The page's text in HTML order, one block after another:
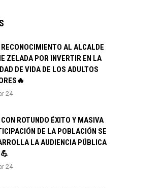
AL ALCALDE
ZELADA POR INVERTIR EN LA
DE VIDA DE LOS ADULTOS
24
ROTUNDO ÉXITO Y MASIVA
DE LA POBLACIÓN SE
LA AUDIENCIA PÚBLICA
24